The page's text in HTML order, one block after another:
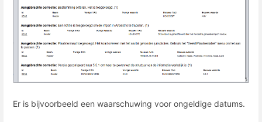
Er is bijvoorbeeld een waarschuwing voor ongeldige datums.